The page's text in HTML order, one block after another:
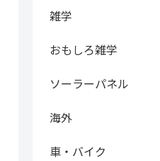
雑学
おもしろ雑学
ソーラーパネル
海外
車・バイク